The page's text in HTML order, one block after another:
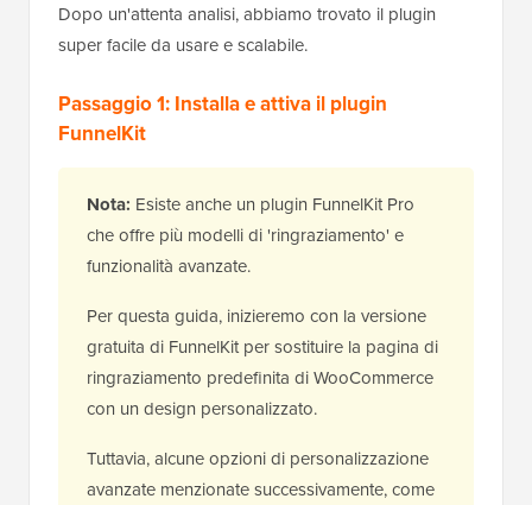
Dopo un'attenta analisi, abbiamo trovato il plugin
super facile da usare e scalabile.
Passaggio 1: Installa e attiva il plugin
FunnelKit
Nota: Esiste anche un plugin FunnelKit Pro
che offre più modelli di 'ringraziamento' e
funzionalità avanzate.
Per questa guida, inizieremo con la versione
gratuita di FunnelKit per sostituire la pagina di
ringraziamento predefinita di WooCommerce
con un design personalizzato.
Tuttavia, alcune opzioni di personalizzazione
avanzate menzionate successivamente, come